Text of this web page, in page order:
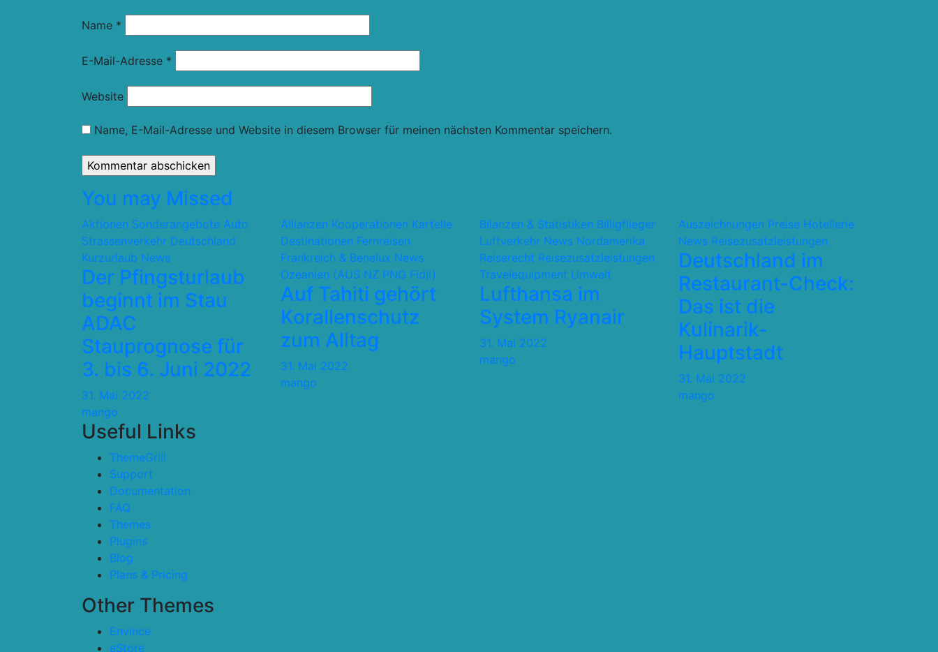
Name *
E-Mail-Adresse *
Website
Name, E-Mail-Adresse und Website in diesem Browser für meinen nächsten Kommentar speichern.
You may Missed
Aktionen Sonderangebote Auto
Strassenverkehr Deutschland
Kurzurlaub News
Der Pfingsturlaub
beginnt im Stau
ADAC
Stauprognose für
3. bis 6. Juni 2022
31. Mai 2022
mango
Allianzen Kooperationen Kartelle
Destinationen Fernreisen
Frankreich & Benelux News
Ozeanien (AUS NZ PNG Fidji)
Auf Tahiti gehört
Korallenschutz
zum Alltag
31. Mai 2022
mango
Bilanzen & Statistiken Billigflieger
Luftverkehr News Nordamerika
Reiserecht Reisezusatzleistungen
Travelequipment Umwelt
Lufthansa im
System Ryanair
31. Mai 2022
mango
Auszeichnungen Preise Hotellerie
News Reisezusatzleistungen
Deutschland im
Restaurant-Check:
Das ist die
Kulinarik-
Hauptstadt
31. Mai 2022
mango
Useful Links
ThemeGrill
Support
Documentation
FAQ
Themes
Plugins
Blog
Plans & Pricing
Other Themes
Envince
eStore